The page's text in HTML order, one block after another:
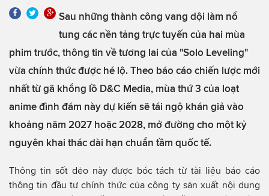
Sau những thành công vang dội làm nổ
tung các nền tảng trực tuyến của hai mùa
phim trước, thông tin về tương lai của "Solo Leveling"
vừa chính thức được hé lộ. Theo báo cáo chiến lược mới
nhất từ gã khổng lồ D&C Media, mùa thứ 3 của loạt
anime đình đám này dự kiến sẽ tái ngộ khán giả vào
khoảng năm 2027 hoặc 2028, mở đường cho một kỷ
nguyên khai thác dài hạn chuẩn tầm quốc tế.
Thông tin sốt dẻo này được bóc tách từ tài liệu báo cáo
thông tin đầu tư chính thức của công ty sản xuất nội dung